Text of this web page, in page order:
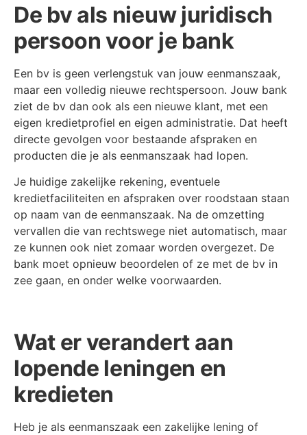
De bv als nieuw juridisch
persoon voor je bank
Een bv is geen verlengstuk van jouw eenmanszaak,
maar een volledig nieuwe rechtspersoon. Jouw bank
ziet de bv dan ook als een nieuwe klant, met een
eigen kredietprofiel en eigen administratie. Dat heeft
directe gevolgen voor bestaande afspraken en
producten die je als eenmanszaak had lopen.
Je huidige zakelijke rekening, eventuele
kredietfaciliteiten en afspraken over roodstaan staan
op naam van de eenmanszaak. Na de omzetting
vervallen die van rechtswege niet automatisch, maar
ze kunnen ook niet zomaar worden overgezet. De
bank moet opnieuw beoordelen of ze met de bv in
zee gaan, en onder welke voorwaarden.
Wat er verandert aan
lopende leningen en
kredieten
Heb je als eenmanszaak een zakelijke lening of